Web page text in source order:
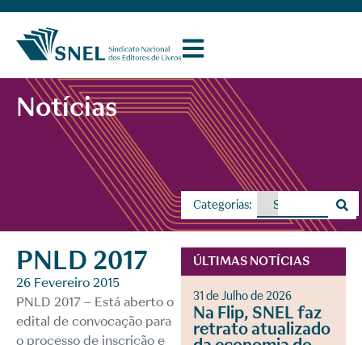
Notícias
Categorias:
PNLD 2017
26 Fevereiro 2015
PNLD 2017 – Está aberto o
edital de convocação para
o processo de inscrição e
ÚLTIMAS NOTÍCIAS
31 de Julho de 2026
Na Flip, SNEL faz
retrato atualizado